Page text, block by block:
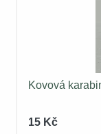
Kovová
15 Kč